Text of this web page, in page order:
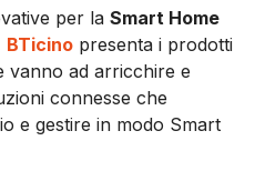
per la Smart Home
BTicino presenta i prodotti
vanno ad arricchire e
connesse che
e gestire in modo Smart